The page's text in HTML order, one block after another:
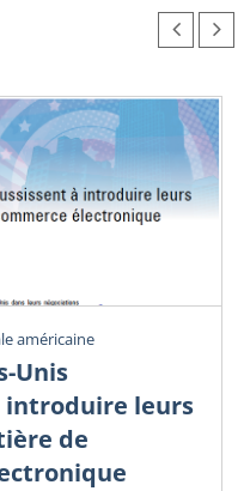
américaine
Unis
introduire leurs
de